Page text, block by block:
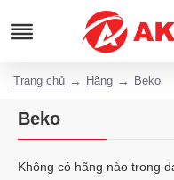
Trang chủ Hãng Beko
Beko
Không có hãng nào trong